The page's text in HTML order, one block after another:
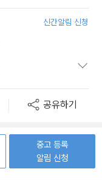
신간알림 신청
공유하기
중고 등록
알림 신청